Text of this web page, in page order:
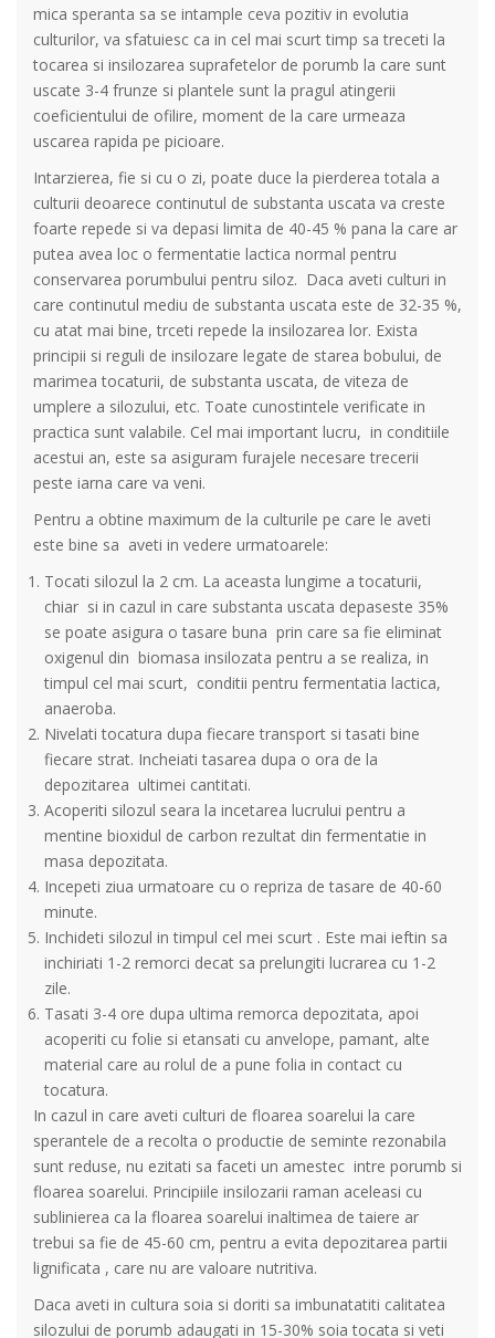
mica speranta sa se intample ceva pozitiv in evolutia
culturilor, va sfatuiesc ca in cel mai scurt timp sa treceti la
tocarea si insilozarea suprafetelor de porumb la care sunt
uscate 3-4 frunze si plantele sunt la pragul atingerii
coeficientului de ofilire, moment de la care urmeaza
uscarea rapida pe picioare.
Intarzierea, fie si cu o zi, poate duce la pierderea totala a
culturii deoarece continutul de substanta uscata va creste
foarte repede si va depasi limita de 40-45 % pana la care ar
putea avea loc o fermentatie lactica normal pentru
conservarea porumbului pentru siloz. Daca aveti culturi in
care continutul mediu de substanta uscata este de 32-35 %,
cu atat mai bine, trceti repede la insilozarea lor. Exista
principii si reguli de insilozare legate de starea bobului, de
marimea tocaturii, de substanta uscata, de viteza de
umplere a silozului, etc. Toate cunostintele verificate in
practica sunt valabile. Cel mai important lucru, in conditiile
acestui an, este sa asiguram furajele necesare trecerii
peste iarna care va veni.
Pentru a obtine maximum de la culturile pe care le aveti
este bine sa aveti in vedere urmatoarele:
Tocati silozul la 2 cm. La aceasta lungime a tocaturii,
chiar si in cazul in care substanta uscata depaseste 35%
se poate asigura o tasare buna prin care sa fie eliminat
oxigenul din biomasa insilozata pentru a se realiza, in
timpul cel mai scurt, conditii pentru fermentatia lactica,
anaeroba.
Nivelati tocatura dupa fiecare transport si tasati bine
fiecare strat. Incheiati tasarea dupa o ora de la
depozitarea ultimei cantitati.
Acoperiti silozul seara la incetarea lucrului pentru a
mentine bioxidul de carbon rezultat din fermentatie in
masa depozitata.
Incepeti ziua urmatoare cu o repriza de tasare de 40-60
minute.
Inchideti silozul in timpul cel mei scurt . Este mai ieftin sa
inchiriati 1-2 remorci decat sa prelungiti lucrarea cu 1-2
zile.
Tasati 3-4 ore dupa ultima remorca depozitata, apoi
acoperiti cu folie si etansati cu anvelope, pamant, alte
material care au rolul de a pune folia in contact cu
tocatura.
In cazul in care aveti culturi de floarea soarelui la care
sperantele de a recolta o productie de seminte rezonabila
sunt reduse, nu ezitati sa faceti un amestec intre porumb si
floarea soarelui. Principiile insilozarii raman aceleasi cu
sublinierea ca la floarea soarelui inaltimea de taiere ar
trebui sa fie de 45-60 cm, pentru a evita depozitarea partii
lignificata , care nu are valoare nutritiva.
Daca aveti in cultura soia si doriti sa imbunatatiti calitatea
silozului de porumb adaugati in 15-30% soia tocata si veti